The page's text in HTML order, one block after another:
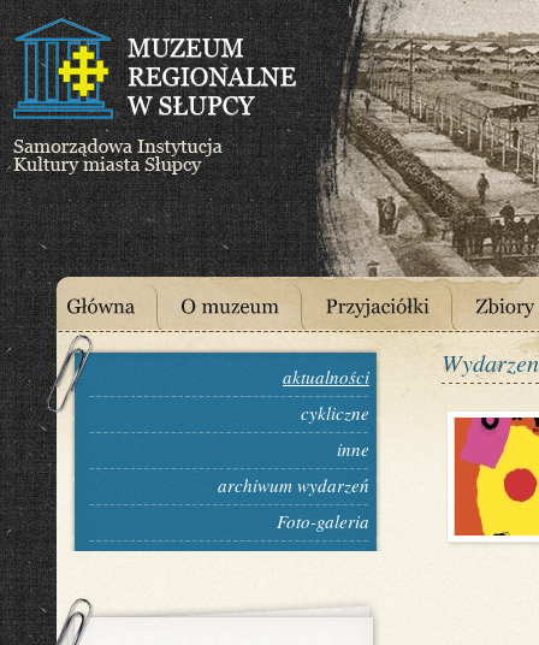
aktualności
cykliczne
inne
archiwum wydarzeń
Foto-galeria